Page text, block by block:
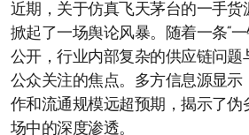
近期，关于仿真飞天茅台的一手货
掀起了一场舆论风暴。随着一条“
公开，行业内部复杂的供应链问题
公众关注的焦点。多方信息源显示
作和流通规模远超预期，揭示了伪
场中的深度渗透。